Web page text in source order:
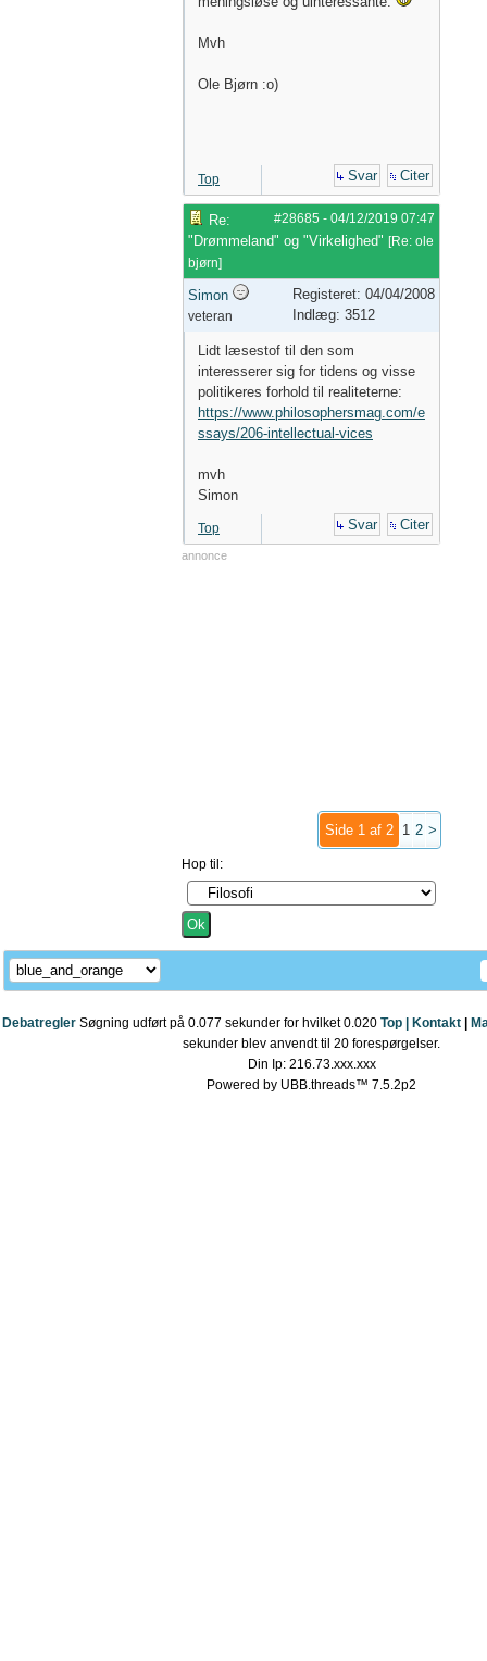
Mvh
Ole Bjørn :o)
Top Svar Citer
#28685 - 04/12/2019 07:47
Re:
"Drømmeland" og "Virkelighed" [Re: ole
bjørn]
Simon
veteran
Registeret: 04/04/2008
Indlæg: 3512
Lidt læsestof til den som
interesserer sig for tidens og visse
politikeres forhold til realiteterne:
https://www.philosophersmag.com/e
ssays/206-intellectual-vices
mvh
Simon
Top Svar Citer
annonce
Side 1 af 2 1 2 >
Hop til:
Debatregler Top | Kontakt
Søgning udført på 0.077 sekunder for hvilket 0.020
sekunder blev anvendt til 20 forespørgelser.
Din Ip: 216.73.xxx.xxx
Powered by UBB.threads™ 7.5.2p2